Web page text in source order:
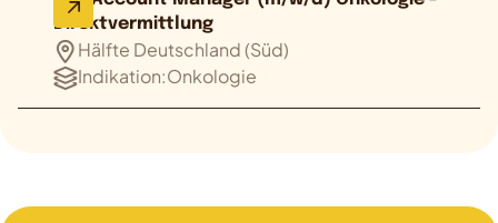
Direktvermittlung
Hälfte Deutschland (Süd)
Indikation:Onkologie